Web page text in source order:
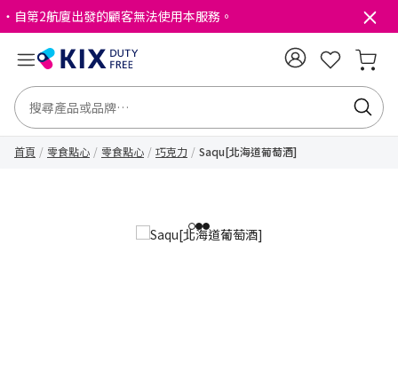
・自第2航廈出發的顧客無法使用本服務。
首頁 零食點心 零食點心 巧克力 Saqu[北海道葡萄酒]
123